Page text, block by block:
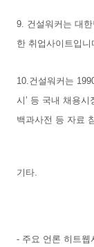
9. 건설워커는 대
한 취업사이트입니
10.건설워커는
시’ 등 국내 채용
백과사전 등 자료
기타.
- 주요 언론 히트웹